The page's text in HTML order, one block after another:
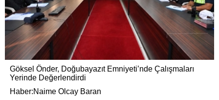
Göksel Önder, Doğubayazıt Emniyeti’nde Çalışmaları
Yerinde Değerlendirdi
Haber:Naime Olcay Baran